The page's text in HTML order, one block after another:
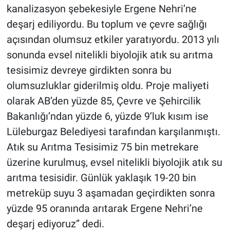
kanalizasyon şebekesiyle Ergene Nehri’ne
deşarj ediliyordu. Bu toplum ve çevre sağlığı
açısından olumsuz etkiler yaratıyordu. 2013 yılı
sonunda evsel nitelikli biyolojik atık su arıtma
tesisimiz devreye girdikten sonra bu
olumsuzluklar giderilmiş oldu. Proje maliyeti
olarak AB’den yüzde 85, Çevre ve Şehircilik
Bakanlığı’ndan yüzde 6, yüzde 9’luk kısım ise
Lüleburgaz Belediyesi tarafından karşılanmıştı.
Atık su Arıtma Tesisimiz 75 bin metrekare
üzerine kurulmuş, evsel nitelikli biyolojik atık su
arıtma tesisidir. Günlük yaklaşık 19-20 bin
metreküp suyu 3 aşamadan geçirdikten sonra
yüzde 95 oranında arıtarak Ergene Nehri’ne
deşarj ediyoruz” dedi.